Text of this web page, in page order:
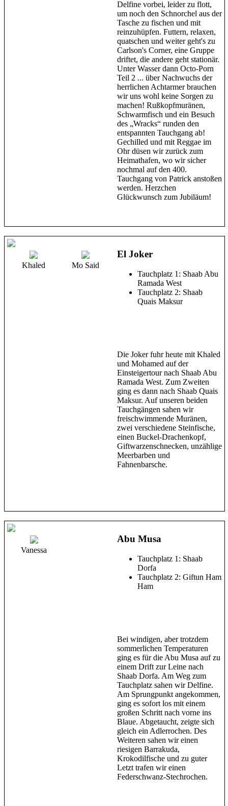
Delfine vorbei, leider zu flott,
um noch den Schnorchel aus der
Tasche zu fischen und mit
reinzuhüpfen. Futtern, relaxen,
quatschen und weiter geht's zu
Carlson's Corner, eine Gruppe
driftet, die andere geht stationär.
Unter Wasser dann Octo-Porn
Teil 2 ... über Nachwuchs der
herrlichen Achtarmer brauchen
wir uns wohl keine Sorgen zu
machen! Rußkopfmuränen,
Schwarmfisch und ein Besuch
des „Wracks“ runden den
entspannten Tauchgang ab!
Gechilled und mit Reggae im
Ohr düsen wir zurück zum
Heimathafen, wo wir sicher
nochmal auf den 400.
Tauchgang von Patrick anstoßen
werden. Herzchen
Glückwunsch zum Jubiläum!
Khaled Mo Said
El Joker
Tauchplatz 1: Shaab Abu
Ramada West
Tauchplatz 2: Shaab
Quais Maksur
Die Joker fuhr heute mit Khaled
und Mohamed auf der
Einsteigertour nach Shaab Abu
Ramada West. Zum Zweiten
ging es dann nach Shaab Quais
Maksur. Auf unseren beiden
Tauchgängen sahen wir
freischwimmende Muränen,
zwei verschiedene Steinfische,
einen Buckel-Drachenkopf,
Giftwarzenschnecken, unzählige
Meerbarben und
Fahnenbarsche.
Vanessa
Abu Musa
Tauchplatz 1: Shaab
Dorfa
Tauchplatz 2: Giftun Ham
Ham
Bei windigen, aber trotzdem
sommerlichen Temperaturen
ging es für die Abu Musa auf zu
einem Drift zur Leine nach
Shaab Dorfa. Am Weg zum
Tauchplatz sahen wir Delfine.
Am Sprungpunkt angekommen,
ging es sofort los mit einem
großen Schritt nach vorne ins
Blaue. Abgetaucht, zeigte sich
gleich ein Adlerrochen. Des
Weiteren sahen wir einen
riesigen Barrakuda,
Krokodilfische und zu guter
Letzt trafen wir einen
Federschwanz-Stechrochen.